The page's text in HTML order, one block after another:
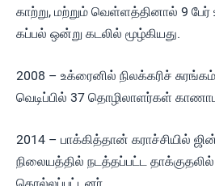
காற்று, மற்றும் வெள்ளத்தினால் 9
கப்பல் ஒன்று கடலில் மூழ்கியது.
2008 – உக்ரைனில் நிலக்கரிச்
வெடிப்பில் 37 தொழிலாளர்கள்
2014 – பாக்கித்தான் கராச்சியில்
நிலையத்தில் நடத்தப்பட்ட தாக்குதலில்